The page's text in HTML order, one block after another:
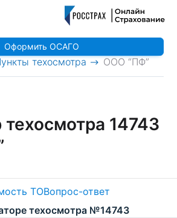
техосмотра > ООО “ПФ”
Оформить ОСАГО
14743
ТОВопрос-ответ
техосмотра №14743